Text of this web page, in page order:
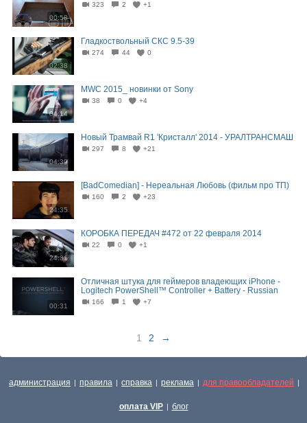
00:58
323 2 +1
02:38
Гладкоствольный СКС 9.5-39
274 44 0
04:14
MWC 2015_ новинки от Sony
38 0 +4
04:39
Новый Трамвай R1 'Кристалл' 2014 - УРАЛТРАНСМАШ
297 8 +21
24:35
[BadComedian] - Нереальная Любовь (фильм про ТП)
160 2 +23
24:31
КОРОБКА ПЕРЕДАЧ #472 от 22 февраля 2014
22 0 +1
00:31
Отличная штука для геймеров владеющих iPhone -
Logitech PowerShell™ Controller + Battery - Russian
166 1 +7
1 2 →
администрация | правила | справка | реклама | для правообладателей |
оплата VIP | блог